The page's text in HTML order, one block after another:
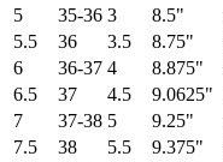
5
35-36 3 8.5"
5.5
36 3.5 8.75"
6
36-37 4 8.875"
6.5
37 4.5 9.0625"
7
37-38 5 9.25"
7.5
38 5.5 9.375"